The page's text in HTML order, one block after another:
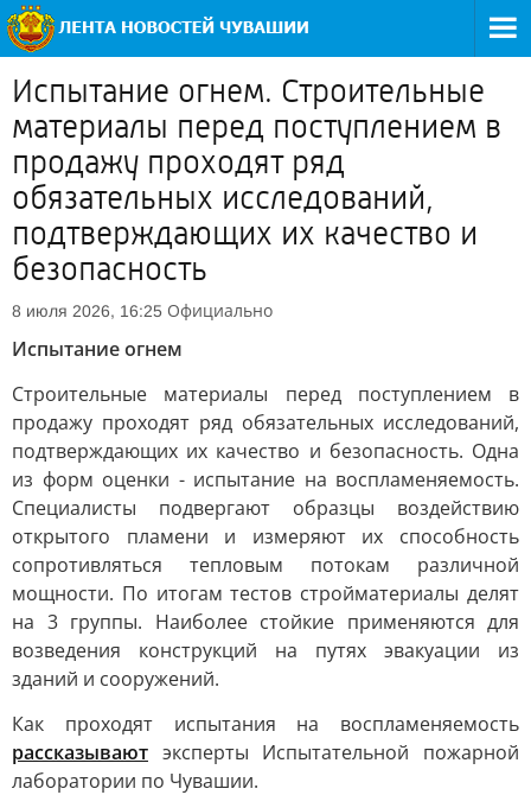
Испытание огнем. Строительные
материалы перед поступлением в
продажу проходят ряд
обязательных исследований,
подтверждающих их качество и
безопасность
8 июля 2026, 16:25 Официально
Испытание огнем
Строительные материалы перед поступлением в
продажу проходят ряд обязательных исследований,
подтверждающих их качество и безопасность. Одна
из форм оценки - испытание на воспламеняемость.
Специалисты подвергают образцы воздействию
открытого пламени и измеряют их способность
сопротивляться тепловым потокам различной
мощности. По итогам тестов стройматериалы делят
на 3 группы. Наиболее стойкие применяются для
возведения конструкций на путях эвакуации из
зданий и сооружений.
Как проходят испытания на воспламеняемость
рассказывают эксперты Испытательной пожарной
лаборатории по Чувашии.